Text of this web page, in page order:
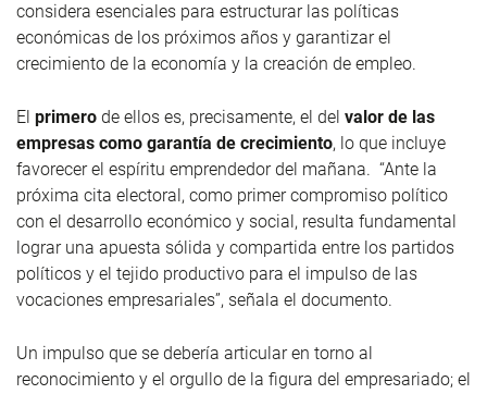
considera esenciales para estructurar las políticas
económicas de los próximos años y garantizar el
crecimiento de la economía y la creación de empleo.
El primero de ellos es, precisamente, el del valor de las
empresas como garantía de crecimiento, lo que incluye
favorecer el espíritu emprendedor del mañana. “Ante la
próxima cita electoral, como primer compromiso político
con el desarrollo económico y social, resulta fundamental
lograr una apuesta sólida y compartida entre los partidos
políticos y el tejido productivo para el impulso de las
vocaciones empresariales”, señala el documento.
Un impulso que se debería articular en torno al
reconocimiento y el orgullo de la figura del empresariado; el